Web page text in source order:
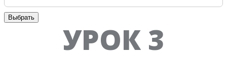
Выбрать
УРОК 3